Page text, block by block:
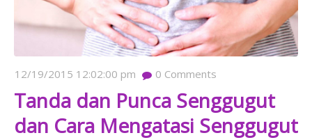
12/19/2015 12:02:00 pm 0 Comments
Tanda dan Punca Senggugut
dan Cara Mengatasi Senggugut